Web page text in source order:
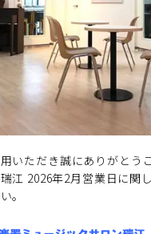
いただき誠にありがとう
江 2026年2月営業日に関
。